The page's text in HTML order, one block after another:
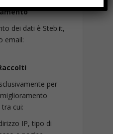
dei dati è Steb.it,
email:
per
tra cui:
IP, tipo di